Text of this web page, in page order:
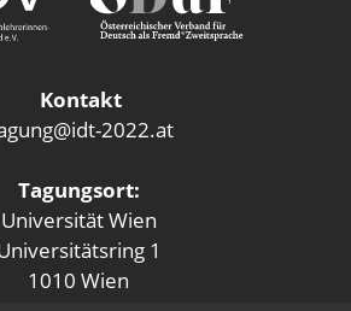
Kontakt
2022.at
Tagungsort:
Universität Wien
1
1010 Wien